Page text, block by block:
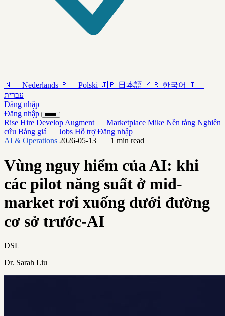
🇳🇱 Nederlands 🇵🇱 Polski 🇯🇵 日本語 🇰🇷 한국어 🇮🇱
עברית
Đăng nhập
Đăng nhập
Rise Hire Develop Augment Marketplace Mike Nền tảng Nghiên
cứu Bảng giá Jobs Hỗ trợ Đăng nhập
AI & Operations 2026-05-13 1 min read
Vùng nguy hiểm của AI: khi
các pilot năng suất ở mid-
market rơi xuống dưới đường
cơ sở trước-AI
DSL
Dr. Sarah Liu